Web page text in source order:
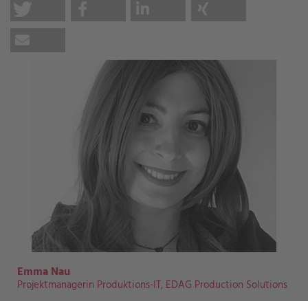
Emma Nau
Projektmanagerin Produktions-IT, EDAG Production Solutions